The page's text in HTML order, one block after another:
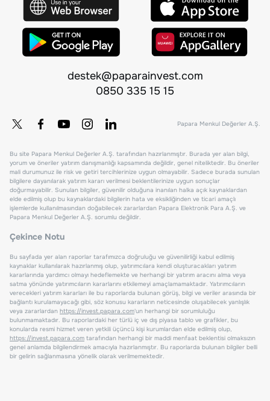
destek@paparainvest.com
0850 335 15 15
Papara Menkul Değerler A.Ş.
Bu site Papara Menkul Değerler A.Ş. tarafından hazırlanmıştır. Burada yer alan bilgi,
yorum ve öneriler yatırım danışmanlığı kapsamında değildir, genel niteliktedir. Bu öneriler
mali durumunuz ile risk ve getiri tercihlerinize uygun olmayabilir. Sadece burada sunulan
bilgilere dayanılarak yatırım kararı verilmesi beklentilerinize uygun sonuçlar
doğurmayabilir. Sunulan bilgiler, güvenilir olduğuna inanılan halka açık kaynaklardan
elde edilmiş olup bu kaynaklardaki bilgilerin hata ve eksikliğinden ve ticari amaçlı
işlemlerde kullanılmasından doğabilecek zararlardan Papara Elektronik Para A.Ş. ve
Papara Menkul Değerler A.Ş. sorumlu değildir.
Çekince Notu
Bu sayfada yer alan raporlar tarafımızca doğruluğu ve güvenilirliği kabul edilmiş
kaynaklar kullanılarak hazırlanmış olup, yatırımcılara kendi oluşturacakları yatırım
kararlarında yardımcı olmayı hedeflemekte ve herhangi bir yatırım aracını alma veya
satma yönünde yatırımcıların kararlarını etkilemeyi amaçlamamaktadır. Yatırımcıların
verecekleri yatırım kararları ile bu raporlarda bulunan görüş, bilgi ve veriler arasında bir
bağlantı kurulamayacağı gibi, söz konusu kararların neticesinde oluşabilecek yanlışlık
veya zararlardan https://invest.papara.com'un herhangi bir sorumluluğu
bulunmamaktadır. Bu raporlardaki her türlü iç ve dış piyasa tablo ve grafikler, bu
konularda resmi hizmet veren yetkili üçüncü kişi kurumlardan elde edilmiş olup,
https://invest.papara.com tarafından herhangi bir maddi menfaat beklentisi olmaksızın
genel anlamda bilgilendirmek amacıyla hazırlanmıştır. Bu raporlarda bulunan bilgiler belli
bir gelirin sağlanmasına yönelik olarak verilmemektedir.